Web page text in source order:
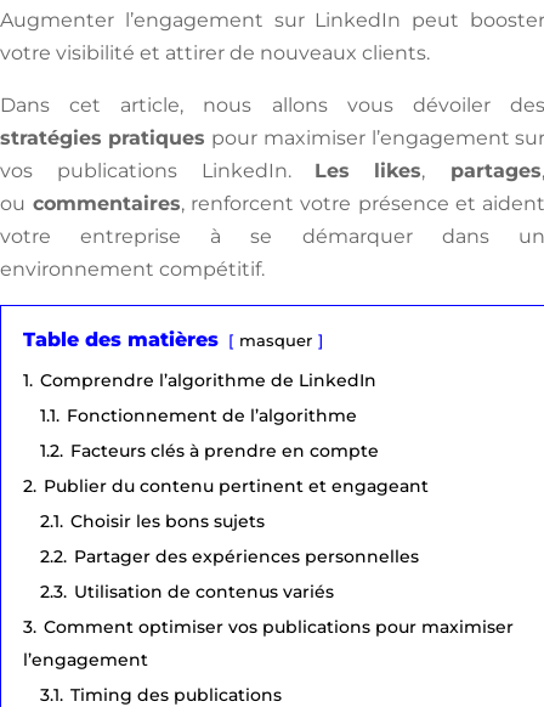
Augmenter l’engagement sur LinkedIn peut
votre visibilité et attirer de nouveaux clients.
Dans cet article, nous allons vous dévoiler
stratégies pratiques pour maximiser l’engagement
vos publications LinkedIn. Les likes, partages
ou commentaires, renforcent votre présence et
votre entreprise à se démarquer dans
environnement compétitif.
Table des matières masquer
1. Comprendre l’algorithme de LinkedIn
1.1. Fonctionnement de l’algorithme
1.2. Facteurs clés à prendre en compte
2. Publier du contenu pertinent et engageant
2.1. Choisir les bons sujets
2.2. Partager des expériences personnelles
2.3. Utilisation de contenus variés
3. Comment optimiser vos publications pour maximiser
l’engagement
3.1. Timing des publications